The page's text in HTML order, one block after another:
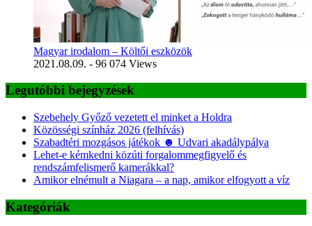
Magyar irodalom – Költői eszközök
2021.08.09. - 96 074 Views
Legutóbbi bejegyzések
Szebehely Győző vezetett el minket a Holdra
Közösségi színház 2026 (felhívás)
Szabadtéri mozgásos játékok ☻ Udvari akadálypálya
Lehet-e kémkedni közúti forgalommegfigyelő és
rendszámfelismerő kamerákkal?
Amikor elnémult a Niagara – a nap, amikor elfogyott a víz
Kategóriák